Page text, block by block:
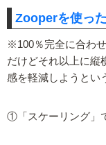
Zooperを使っ
※100％完全に合わ
だけどそれ以上に縦
感を軽減しようとい
①「スケーリング」